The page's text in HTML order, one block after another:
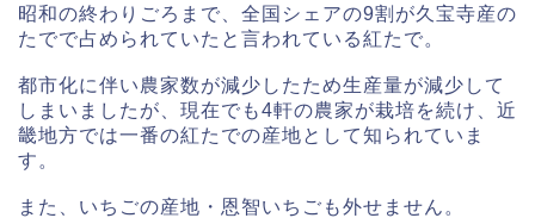
昭和の終わりごろまで、全国シェアの9割が久宝寺産の
たでで占められていたと言われている紅たで。
都市化に伴い農家数が減少したため生産量が減少して
しまいましたが、現在でも4軒の農家が栽培を続け、近
畿地方では一番の紅たでの産地として知られていま
す。
また、いちごの産地・恩智いちごも外せません。